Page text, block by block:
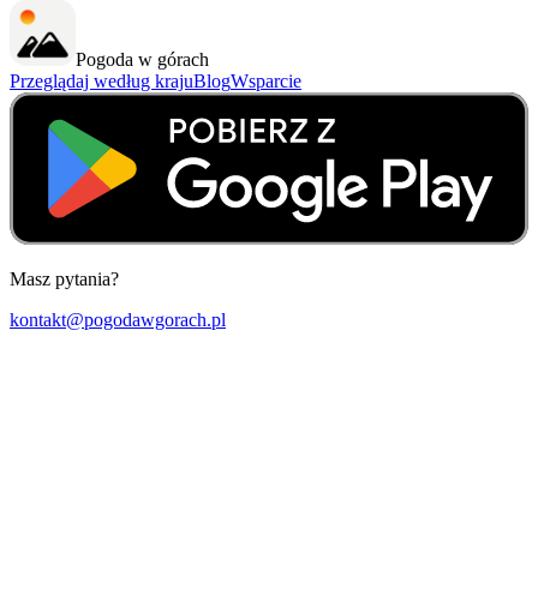
Pogoda w górach
Przeglądaj według krajuBlogWsparcie
Masz pytania?
kontakt@pogodawgorach.pl